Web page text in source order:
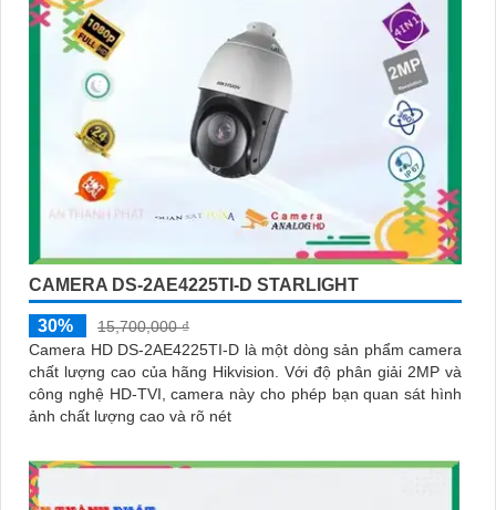
CAMERA DS-2AE4225TI-D STARLIGHT
30%
15,700,000 ₫
Camera HD DS-2AE4225TI-D là một dòng sản phẩm camera
chất lượng cao của hãng Hikvision. Với độ phân giải 2MP và
công nghệ HD-TVI, camera này cho phép bạn quan sát hình
ảnh chất lượng cao và rõ nét